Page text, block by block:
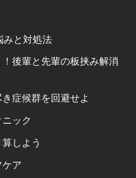
みと対処法
後輩と先輩の板挟み解消
症候群を回避せよ
ック
しよう
ア